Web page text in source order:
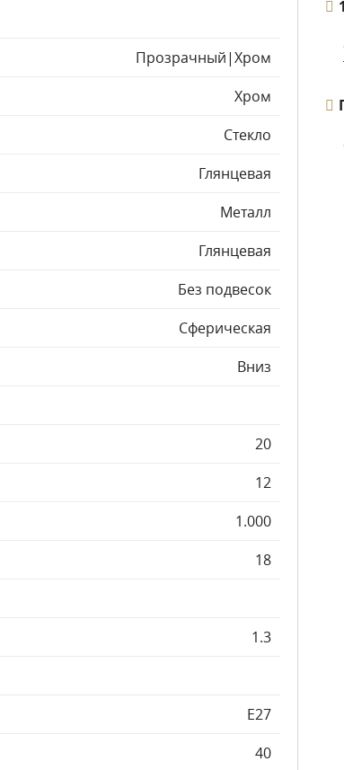
Прозрачный|Хром
Хром
Стекло
Глянцевая
Металл
Глянцевая
Без подвесок
Сферическая
Вниз
20
12
1.000
18
1.3
E27
40